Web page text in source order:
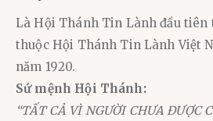
Là Hội Thánh Tin Lành đầu tiên
thuộc Hội Thánh Tin Lành Việt
năm 1920.
Sứ mệnh Hội Thánh:
“TẤT CẢ VÌ NGƯỜI CHƯA ĐƯỢC